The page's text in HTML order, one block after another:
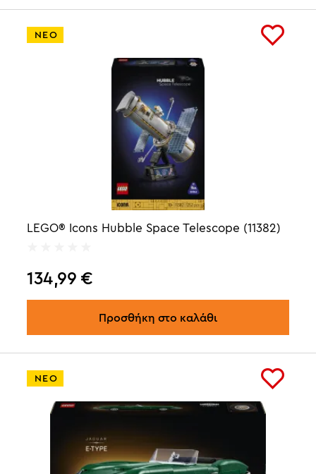
ΝΕΟ
LEGO® Icons Hubble Space Telescope (11382)
134,99 €
Προσθήκη στο καλάθι
ΝΕΟ